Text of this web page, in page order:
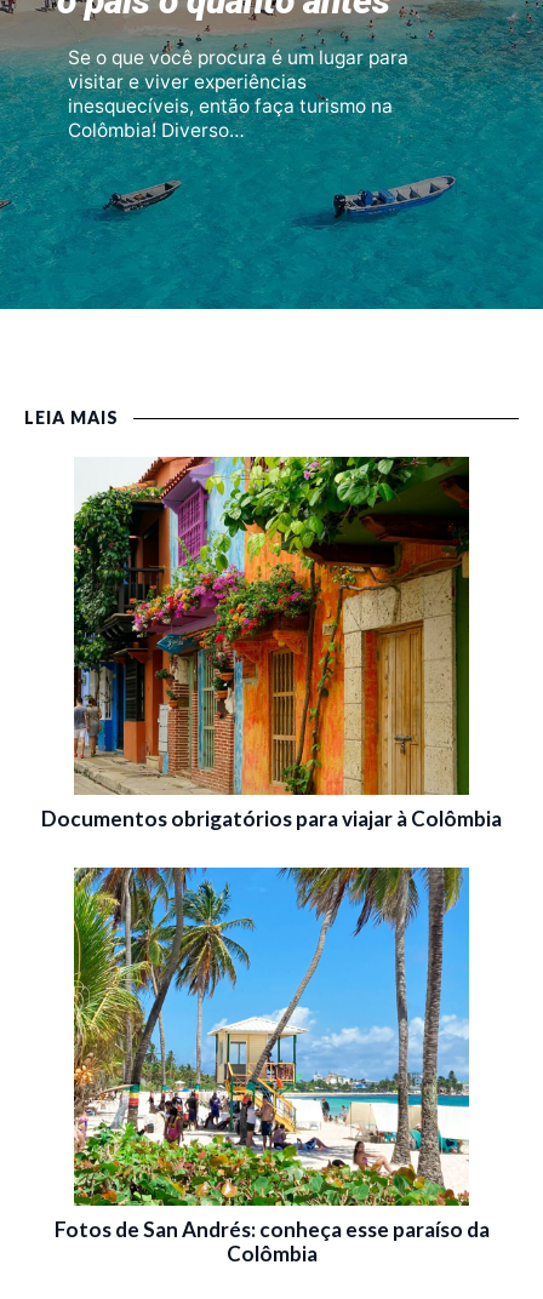
Se o que você procura é um lugar para
visitar e viver experiências
inesquecíveis, então faça turismo na
Colômbia! Diverso…
LEIA MAIS
Documentos obrigatórios para viajar à Colômbia
Fotos de San Andrés: conheça esse paraíso da
Colômbia